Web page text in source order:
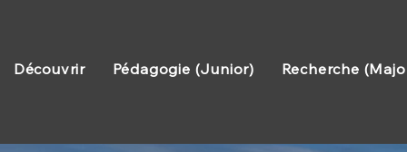
Découvrir Pédagogie (Junior) Recherche